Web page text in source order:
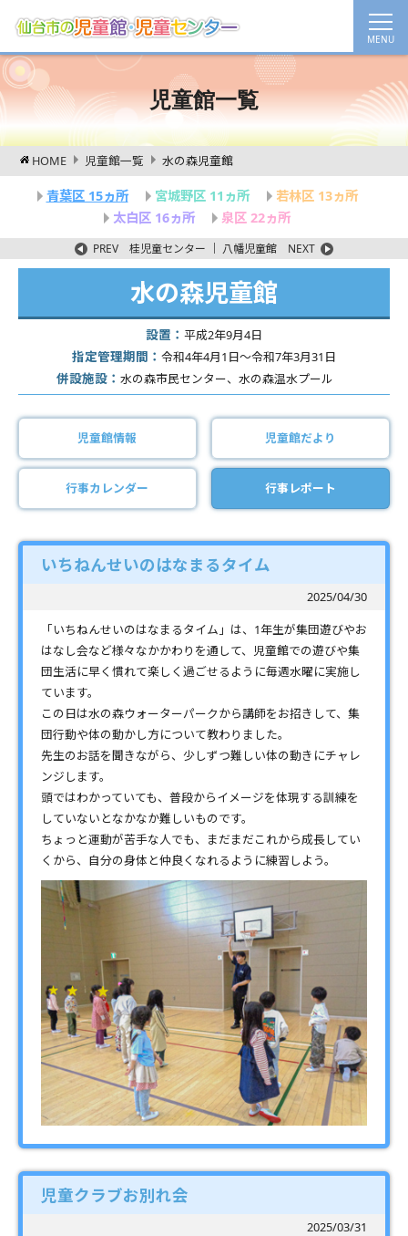
児童館一覧
HOME 児童館一覧 水の森児童館
青葉区 15ヵ所 宮城野区 11ヵ所
若林区 13ヵ所
太白区 16ヵ所
泉区 22ヵ所
PREV 桂児童センター 八幡児童館 NEXT
水の森児童館
設置： 平成2年9月4日
指定管理期間： 令和4年4月1日～令和7年3月31日
併設施設： 水の森市民センター、水の森温水プール
児童館情報 児童館だより
行事カレンダー 行事レポート
いちねんせいのはなまるタイム
2025/04/30
「いちねんせいのはなまるタイム」は、1年生が集団遊びやお
はなし会など様々なかかわりを通して、児童館での遊びや集
団生活に早く慣れて楽しく過ごせるように毎週水曜に実施し
ています。
この日は水の森ウォーターパークから講師をお招きして、集
団行動や体の動かし方について教わりました。
先生のお話を聞きながら、少しずつ難しい体の動きにチャレ
ンジします。
頭ではわかっていても、普段からイメージを体現する訓練を
していないとなかなか難しいものです。
ちょっと運動が苦手な人でも、まだまだこれから成長してい
くから、自分の身体と仲良くなれるように練習しよう。
児童クラブお別れ会
2025/03/31